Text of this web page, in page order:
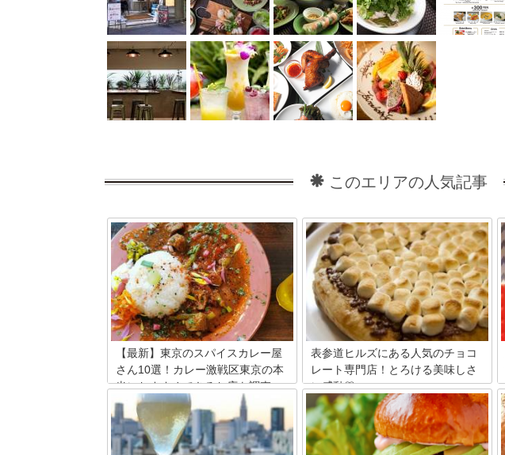
このエリアの人気記事
【最新】東京のスパイスカレー屋
さん10選！カレー激戦区東京の本
当におすすめできるお店を調査
カレーの激戦区・東京には欧風カレー・
スープカレーなど、さまざまなカレーを
堪能できるお店が点在しています。その
中でも、話題の中心になっているのが、
表参道ヒルズにある人気のチョコ
レート専門店！とろける美味しさ
に感動♡
表参道ヒルズには世界的にも人気のチョ
コレート専門店が3軒入っています。お
店によってチョコレートの楽しみ方も
様々！食べるだけで幸せな気持ちにさせ